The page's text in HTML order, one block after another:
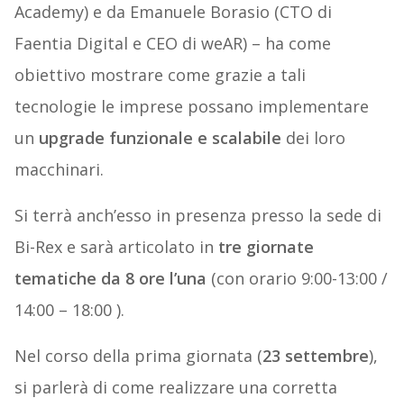
Academy) e da Emanuele Borasio (CTO di
Faentia Digital e CEO di weAR) – ha come
obiettivo mostrare come grazie a tali
tecnologie le imprese possano implementare
un upgrade funzionale e scalabile dei loro
macchinari.
Si terrà anch’esso in presenza presso la sede di
Bi-Rex e sarà articolato in tre giornate
tematiche da 8 ore l’una (con orario 9:00-13:00 /
14:00 – 18:00 ).
Nel corso della prima giornata (23 settembre),
si parlerà di come realizzare una corretta